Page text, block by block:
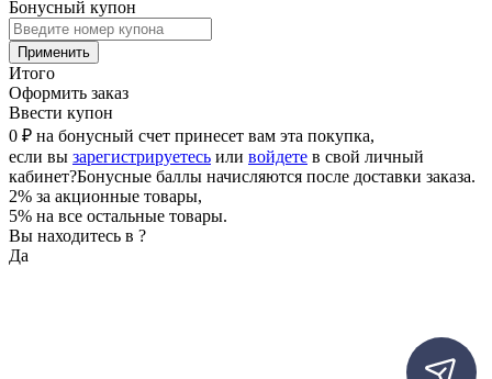
Бонусный купон
Применить
Итого
Оформить заказ
Ввести купон
0 ₽ на бонусный счет принесет вам эта покупка,
если вы зарегистрируетесь или войдете в свой личный
кабинет?Бонусные баллы начисляются после доставки заказа.
2% за акционные товары,
5% на все остальные товары.
Вы находитесь в ?
Да